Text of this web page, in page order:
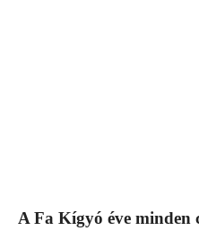
A Fa Kígyó éve minden